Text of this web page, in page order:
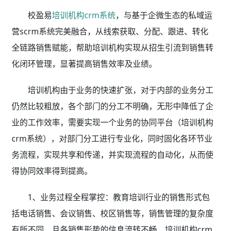
校盈易培训机构crm系统，与基于企微生态的私域运
营scrm系统完美融合，从线索获取、分配、跟进、转化
全链路销售赋能，帮助培训机构实现从招生引流到销售转
化闭环管理，显著提高销售效率及业绩。
培训机构由于业务的快速扩张，对于内部的业务分工
仍然比较粗放，各个部门的分工不明确，无形中降低了企
业的工作效率，需要实现一个业务的协同平台（培训机构
crm系统），对部门分工进行专业化，同时固化各环节业
务流程，实现共享和传递，并实现流程的自动化，从而使
得协同效率得到提高。
1、业务过程全程掌控：教育培训行业的销售形式包
括电话销售、会议销售、校区销售等，销售管理的复杂度